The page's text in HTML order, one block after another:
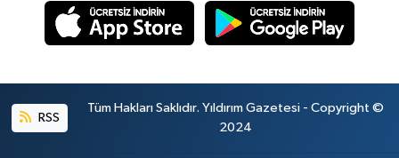
RSS
Tüm Hakları Saklıdır. Yıldırım Gazetesi - Copyright ©
2024